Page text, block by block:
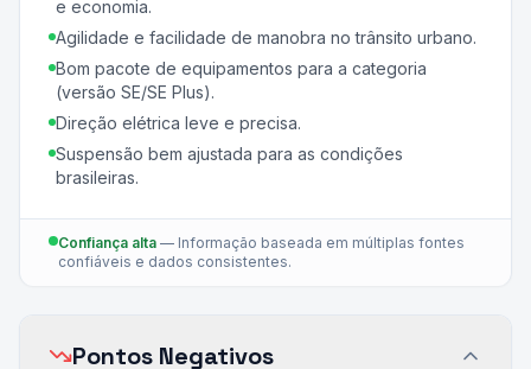
e economia.
Agilidade e facilidade de manobra no trânsito urbano.
Bom pacote de equipamentos para a categoria
(versão SE/SE Plus).
Direção elétrica leve e precisa.
Suspensão bem ajustada para as condições
brasileiras.
Confiança alta — Informação baseada em múltiplas fontes
confiáveis e dados consistentes.
Pontos Negativos